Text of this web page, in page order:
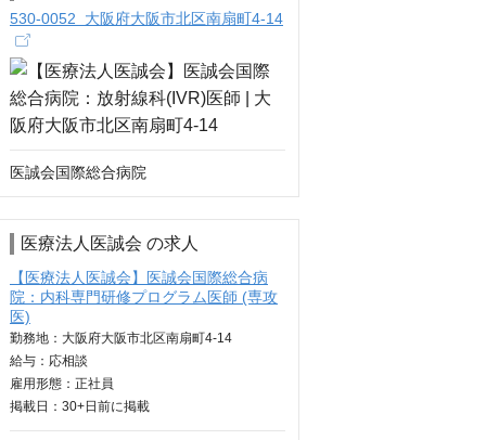
530-0052 大阪府大阪市北区南扇町4-14
医誠会国際総合病院
医療法人医誠会 の求人
【医療法人医誠会】医誠会国際総合病
院：内科専門研修プログラム医師 (専攻
医)
勤務地：大阪府大阪市北区南扇町4-14
給与： 応相談
雇用形態：正社員
掲載日： 30+日 前に掲載